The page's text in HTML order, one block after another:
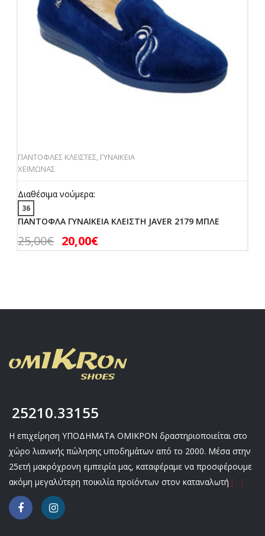
ΠΑΝΤΟΦΛΕΣ ΚΛΕΙΣΤΕΣ, ΓΥΝΑΙΚΕΙΑ
ΧΕΙΜΩΝΑΣ
Διαθέσιμα νούμερα:
36
ΠΑΝΤΟΦΛΑ ΓΥΝΑΙΚΕΙΑ ΚΛΕΙΣΤΗ JAVER 2179 ΜΠΛΕ
25,00€ 20,00€
25210.33155
Η επιχείρηση ΥΠΟΔΗΜΑΤΑ ΟΜΙΚΡΟΝ δραστηριοποιείται στο
χώρο λιανικής πώλησης υποδημάτων από το 2000. Μέσα στην
25ετή μακρόχρονη εμπειρία μας, καταφέραμε να προσφέρουμε
ακόμη μεγαλύτερη ποικιλία προϊόντων στον καταναλωτή […]